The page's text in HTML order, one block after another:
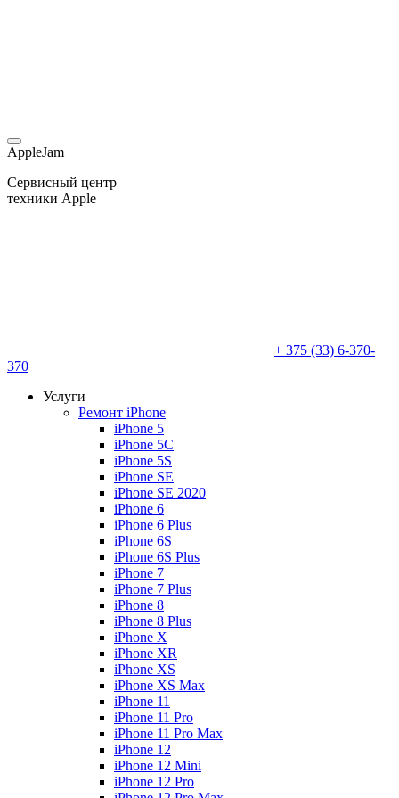
AppleJam
Сервисный центр
техники Apple
+ 375 (33) 6-370-
370
Услуги
Ремонт iPhone
iPhone 5
iPhone 5C
iPhone 5S
iPhone SE
iPhone SE 2020
iPhone 6
iPhone 6 Plus
iPhone 6S
iPhone 6S Plus
iPhone 7
iPhone 7 Plus
iPhone 8
iPhone 8 Plus
iPhone X
iPhone XR
iPhone XS
iPhone XS Max
iPhone 11
iPhone 11 Pro
iPhone 11 Pro Max
iPhone 12
iPhone 12 Mini
iPhone 12 Pro